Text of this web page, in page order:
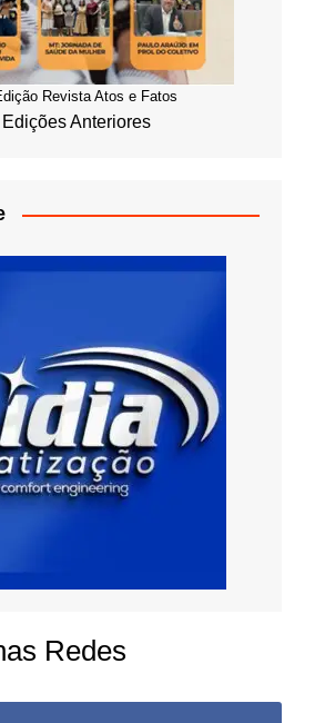
Revista Atos e Fatos
Edições Anteriores
Redes